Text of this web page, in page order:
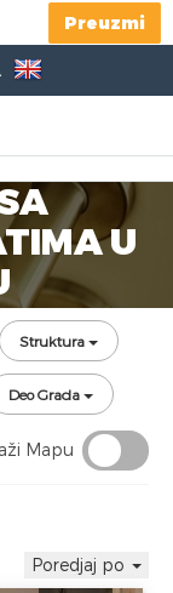
Preuzmi
U
Struktura
Deo Grada
Mapu
Poredjaj po